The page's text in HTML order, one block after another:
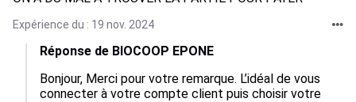
Expérience du : 19 nov. 2024
Réponse de BIOCOOP EPONE
Bonjour, Merci pour votre remarque. L’idéal de vous
connecter à votre compte client puis choisir votre